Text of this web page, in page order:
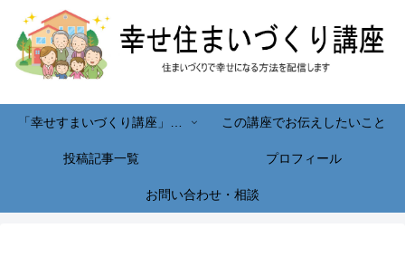
この講座でお伝えしたいこと
投稿記事一覧 プロフィール
お問い合わせ・相談